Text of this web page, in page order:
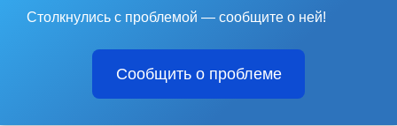
Столкнулись с проблемой — сообщите о ней!
Сообщить о проблеме